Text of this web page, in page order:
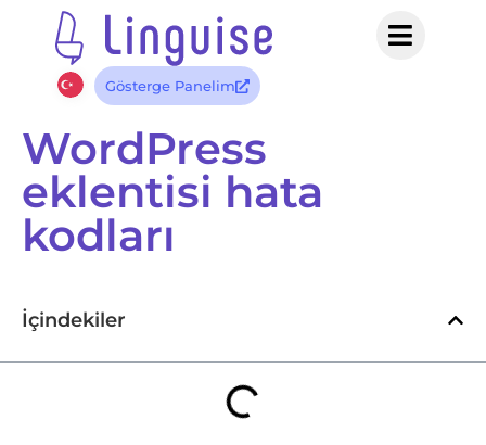
Gösterge Panelim
WordPress
eklentisi hata
kodları
İçindekiler